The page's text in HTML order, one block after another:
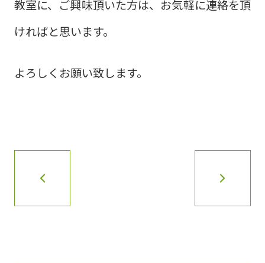
教室に、ご興味頂いた方は、お気軽に連絡を頂
ければと思います。
よろしくお願い致します。